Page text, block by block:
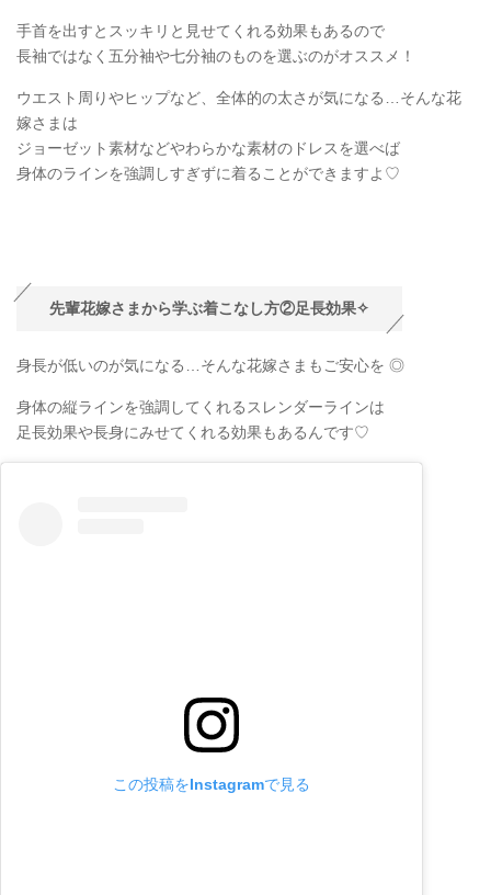
手首を出すとスッキリと見せてくれる効果もあるので
長袖ではなく五分袖や七分袖のものを選ぶのがオススメ！
ウエスト周りやヒップなど、全体的の太さが気になる…そんな花
嫁さまは
ジョーゼット素材などやわらかな素材のドレスを選べば
身体のラインを強調しすぎずに着ることができますよ♡
先輩花嫁さまから学ぶ着こなし方②足長効果✧
身長が低いのが気になる…そんな花嫁さまもご安心を ◎
身体の縦ラインを強調してくれるスレンダーラインは
足長効果や長身にみせてくれる効果もあるんです♡
この投稿をInstagramで見る